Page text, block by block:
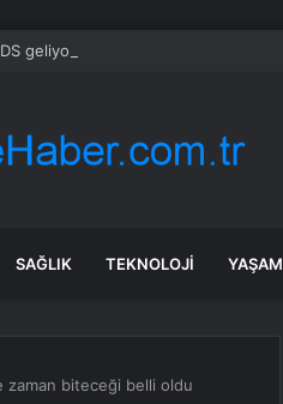
geliyor
SAĞLIK TEKNOLOJI YAŞAM
zaman biteceği belli oldu